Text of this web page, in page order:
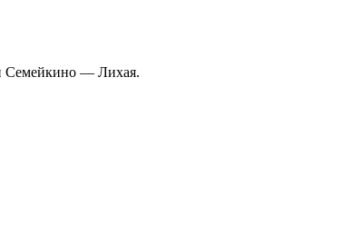
Семейкино — Лихая.